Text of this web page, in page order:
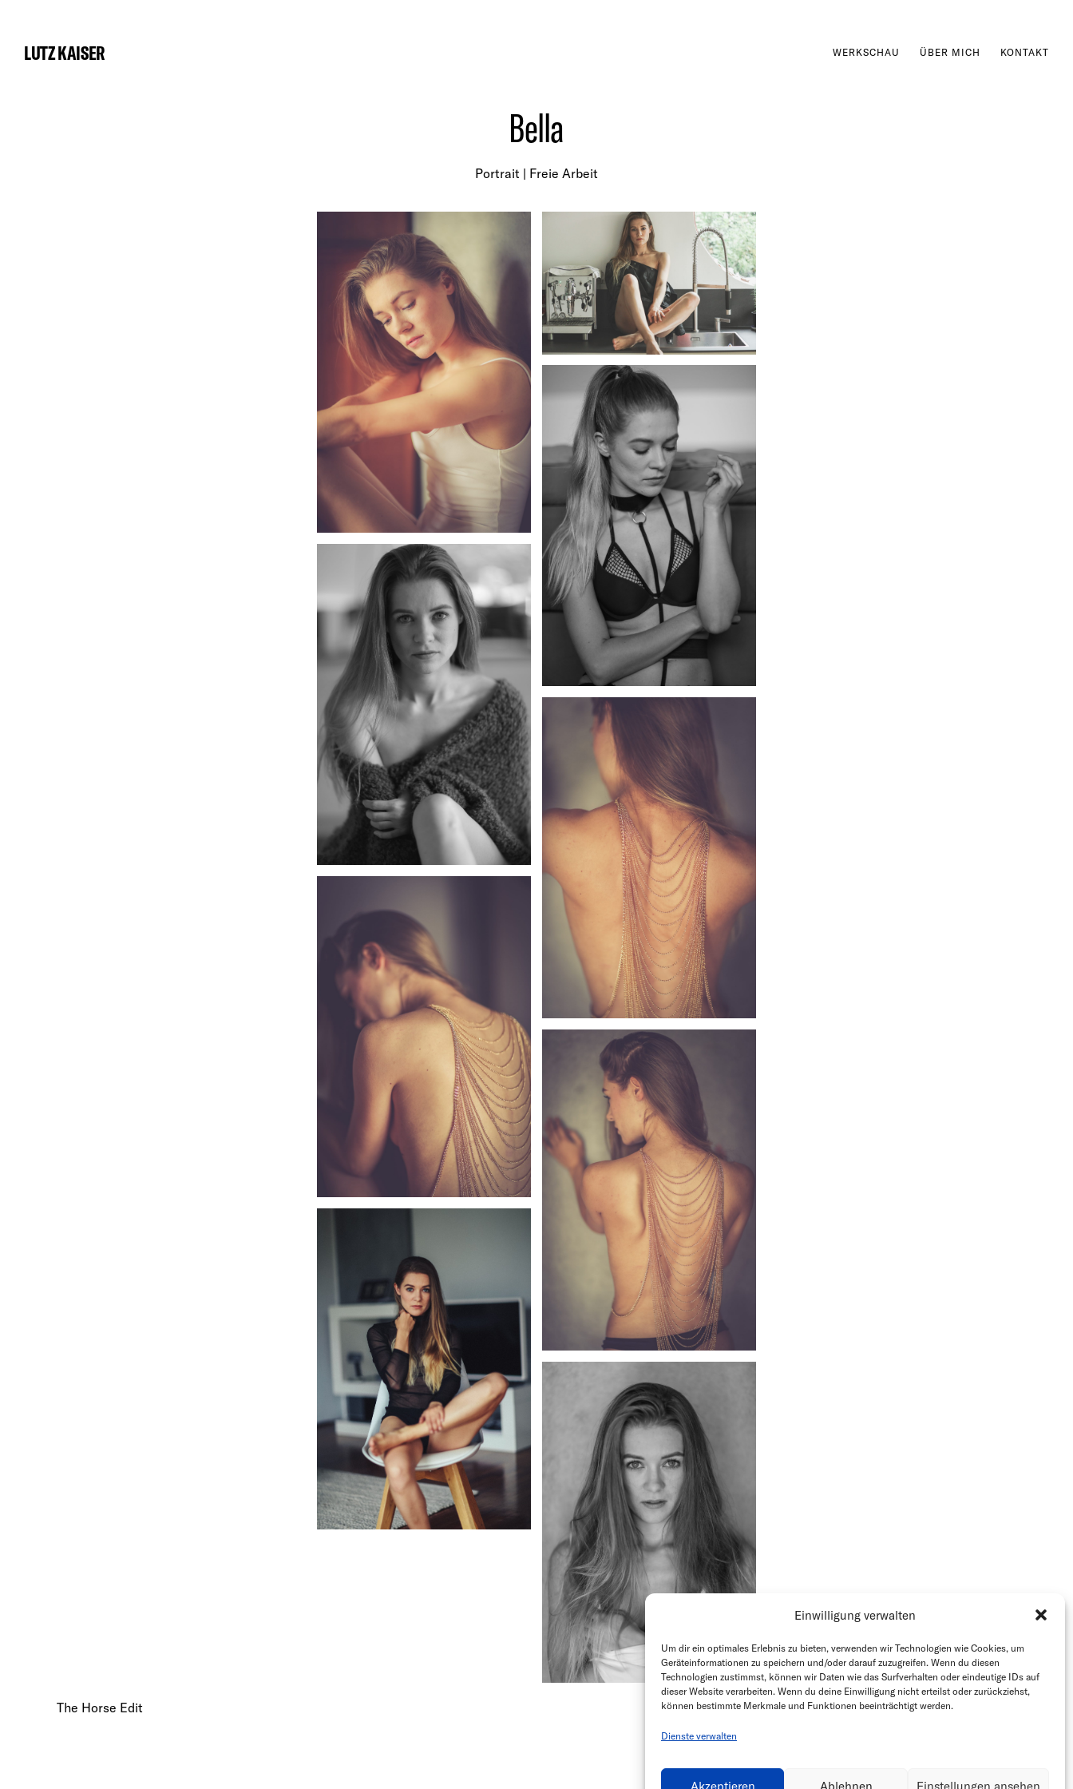
Einwilligung verwalten
Um dir ein optimales Erlebnis zu bieten, verwenden wir Technologien wie Cookies, um
Geräteinformationen zu speichern und/oder darauf zuzugreifen. Wenn du diesen
Technologien zustimmst, können wir Daten wie das Surfverhalten oder eindeutige IDs auf
dieser Website verarbeiten. Wenn du deine Einwilligung nicht erteilst oder zurückziehst,
können bestimmte Merkmale und Funktionen beeinträchtigt werden.
Dienste verwalten
Akzeptieren Ablehnen Einstellungen ansehen
LUTZ KAISER WERKSCHAU ÜBER MICH KONTAKT
Bella
Portrait | Freie Arbeit
The Horse Edit